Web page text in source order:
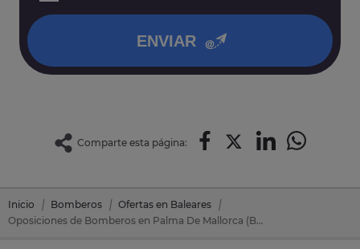
ENVIAR
Comparte esta página:
Inicio Bomberos
Ofertas en Baleares
Oposiciones de Bomberos en Palma De Mallorca (Baleares)